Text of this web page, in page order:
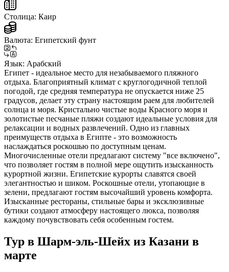
Столица: Каир
Валюта: Египетский фунт
Язык: Арабский
Египет - идеальное место для незабываемого пляжного
отдыха. Благоприятный климат с круглогодичной теплой
погодой, где средняя температура не опускается ниже 25
градусов, делает эту страну настоящим раем для любителей
солнца и моря. Кристально чистые воды Красного моря и
золотистые песчаные пляжи создают идеальные условия для
релаксации и водных развлечений. Одно из главных
преимуществ отдыха в Египте - это возможность
наслаждаться роскошью по доступным ценам.
Многочисленные отели предлагают систему "все включено",
что позволяет гостям в полной мере ощутить изысканность
курортной жизни. Египетские курорты славятся своей
элегантностью и шиком. Роскошные отели, утопающие в
зелени, предлагают гостям высочайший уровень комфорта.
Изысканные рестораны, стильные бары и эксклюзивные
бутики создают атмосферу настоящего люкса, позволяя
каждому почувствовать себя особенным гостем.
Тур в Шарм-эль-Шейх из Казани в
марте